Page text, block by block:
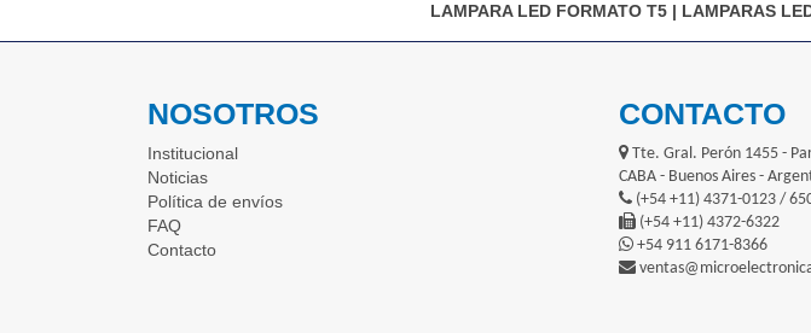
LAMPARA LED FORMATO T5 | LAMPARAS
NOSOTROS
Institucional
Noticias
Política de envíos
FAQ
Contacto
CONTACTO
Tte. Gral. Perón 1455 -
CABA - Buenos Aires -
(+54 +11) 4371-0123 /
(+54 +11) 4372-6322
+54 911 6171-8366